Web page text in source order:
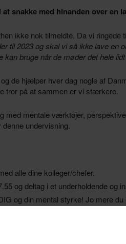
snakke med hinanden over en
ikke nok tilmeldte. Da vi
til 2023 og skal vi så ikke lave en
bruge når de møder det hele
de hjælper hver dag nogle af
tror på at sammen er vi stærkere.
med mentale værktøjer,
undervisning.
alle dine kolleger/chefer.
og deltag i et underholdende og
og din mental styrke! Jo mere du